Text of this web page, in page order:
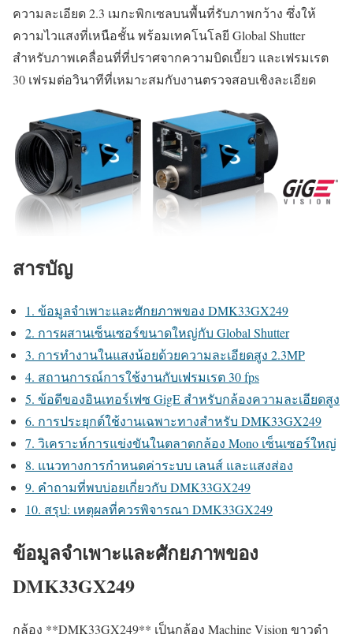
ความละเอียด 2.3 เมกะพิกเซลบนพื้นที่รับภาพกว้าง ซึ่งให้
ความไวแสงที่เหนือชั้น พร้อมเทคโนโลยี Global Shutter
สำหรับภาพเคลื่อนที่ที่ปราศจากความบิดเบี้ยว และเฟรมเรต
30 เฟรมต่อวินาทีที่เหมาะสมกับงานตรวจสอบเชิงละเอียด
สารบัญ
1. ข้อมูลจำเพาะและศักยภาพของ DMK33GX249
2. การผสานเซ็นเซอร์ขนาดใหญ่กับ Global Shutter
3. การทำงานในแสงน้อยด้วยความละเอียดสูง 2.3MP
4. สถานการณ์การใช้งานกับเฟรมเรต 30 fps
5. ข้อดีของอินเทอร์เฟซ GigE สำหรับกล้องความละเอียดสูง
6. การประยุกต์ใช้งานเฉพาะทางสำหรับ DMK33GX249
7. วิเคราะห์การแข่งขันในตลาดกล้อง Mono เซ็นเซอร์ใหญ่
8. แนวทางการกำหนดค่าระบบ เลนส์ และแสงส่อง
9. คำถามที่พบบ่อยเกี่ยวกับ DMK33GX249
10. สรุป: เหตุผลที่ควรพิจารณา DMK33GX249
ข้อมูลจำเพาะและศักยภาพของ
DMK33GX249
กล้อง **DMK33GX249** เป็นกล้อง Machine Vision ขาวดำ